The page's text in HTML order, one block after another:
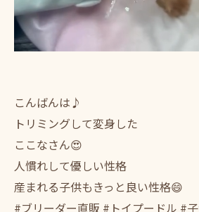
こんばんは♪
トリミングして変身した
ここなさん😍
人慣れして優しい性格
産まれる子供もきっと良い性格😄
#ブリーダー直販 #トイプードル #